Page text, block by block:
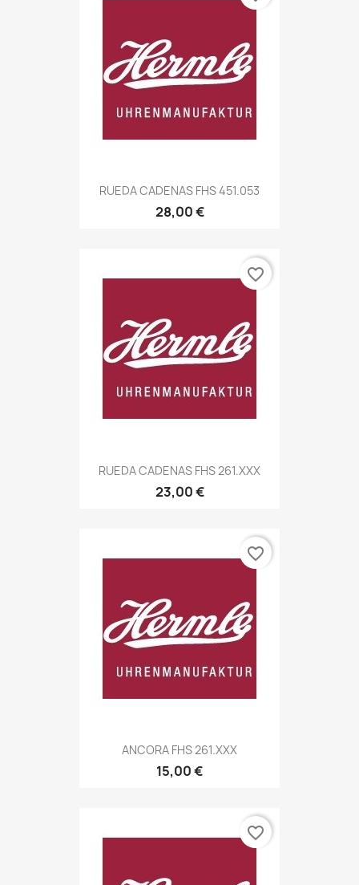
RUEDA CADENAS FHS 451.053
28,00 €
RUEDA CADENAS FHS 261.XXX
23,00 €
favorite_border
ANCORA FHS 261.XXX
15,00 €
favorite_border
favorite_border